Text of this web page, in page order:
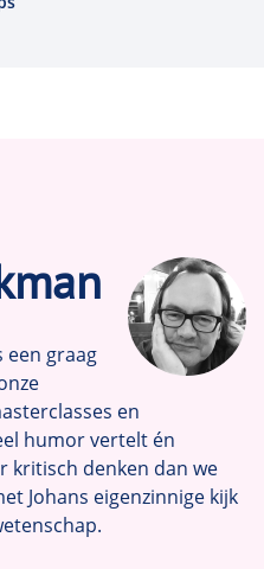
of laat vrijwel
het huidige jachtige
het pleidooi
luier leven
. Voor een
de fundamentele
en vriendschap.
op de vraag hoe
is en tot
kan leiden.
de arts om een
te ontwikkelen. Maar
een graag
en
humor vertelt én
kritisch denken dan we
Johans eigenzinnige kijk